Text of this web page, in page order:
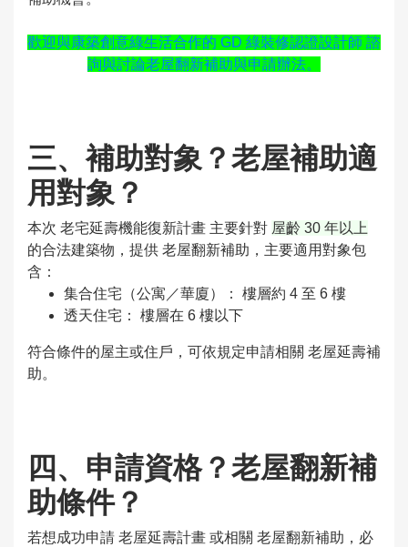
歡迎與康築創意綠生活合作的 GD 綠裝修認證設計師 諮
詢與討論老屋翻新補助與申請辦法。
三、補助對象？老屋補助適
用對象？
本次 老宅延壽機能復新計畫 主要針對 屋齡 30 年以上
的合法建築物，提供 老屋翻新補助，主要適用對象包
含：
集合住宅（公寓／華廈）： 樓層約 4 至 6 樓
透天住宅： 樓層在 6 樓以下
符合條件的屋主或住戶，可依規定申請相關 老屋延壽補
助。
四、申請資格？老屋翻新補
助條件？
若想成功申請 老屋延壽計畫 或相關 老屋翻新補助，必